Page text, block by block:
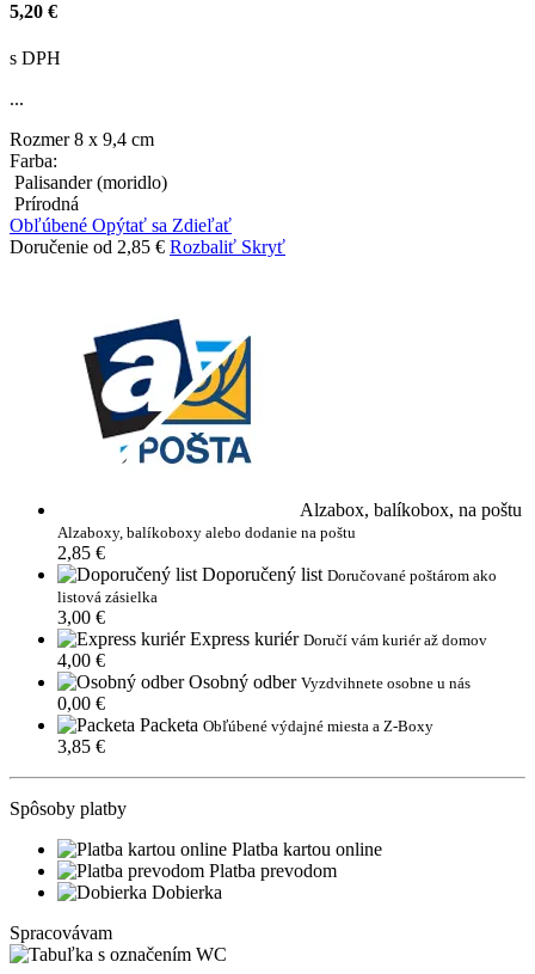
5,20 €
s DPH
...
Rozmer 8 x 9,4 cm
Farba:
Palisander (moridlo)
Prírodná
Obľúbené Opýtať sa Zdieľať
Doručenie od 2,85 € Rozbaliť Skryť
Alzabox, balíkobox, na poštu
Alzaboxy, balíkoboxy alebo dodanie na poštu
2,85 €
Doporučený list Doručované poštárom ako
listová zásielka
3,00 €
Express kuriér Doručí vám kuriér až domov
4,00 €
Osobný odber Vyzdvihnete osobne u nás
0,00 €
Packeta Obľúbené výdajné miesta a Z-Boxy
3,85 €
Spôsoby platby
Platba kartou online
Platba prevodom
Dobierka
Spracovávam